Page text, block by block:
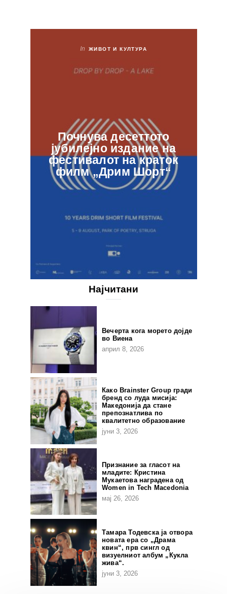
In ЖИВОТ И КУЛТУРА
Почнува десеттото
јубилејно издание на
фестивалот на краток
филм „Дрим Шорт“
Најчитани
Вечерта кога морето дојде
во Виена
април 8, 2026
Како Brainster Group гради
бренд со луда мисија:
Македонија да стане
препознатлива по
квалитетно образование
јуни 3, 2026
Признание за гласот на
младите: Кристина
Мукаетова наградена од
Women in Tech Macedonia
мај 26, 2026
Тамара Тодевска ја отвора
новата ера со „Драма
квин“, прв сингл од
визуелниот албум „Кукла
жива“.
јуни 3, 2026